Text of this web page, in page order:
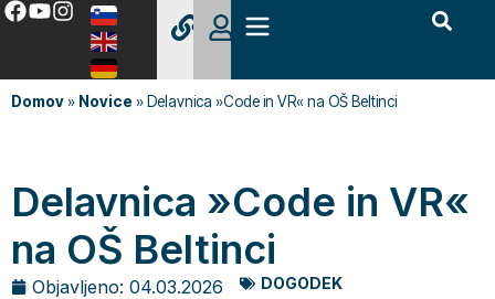
Domov» Novice » Delavnica »Code in VR« na OŠ Beltinci
Delavnica »Code in VR«
na OŠ Beltinci
Objavljeno: 04.03.2026
DOGODEK